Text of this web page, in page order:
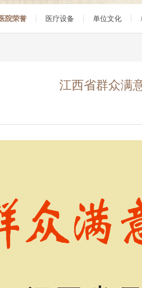
院荣誉 医疗设备 单位文化
江西省群众满